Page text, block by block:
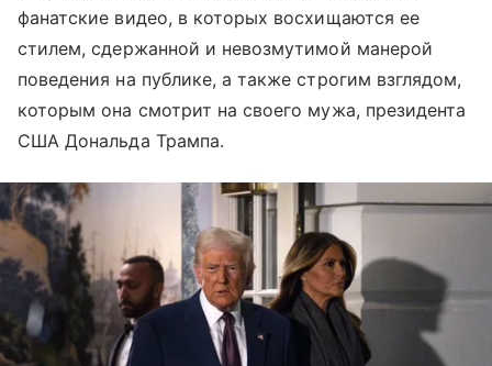
фанатские видео, в которых восхищаются ее
стилем, сдержанной и невозмутимой манерой
поведения на публике, а также строгим взглядом,
которым она смотрит на своего мужа, президента
США Дональда Трампа.